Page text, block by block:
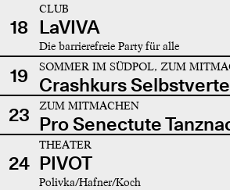
18
CLUB
LaVIVA
Die barrierefreie Party für alle
19 SOMMER IM SÜDPOL, ZUM
Crashkurs
23
ZUM MITMACHEN
Pro Senectute
24
THEATER
PIVOT
Polivka/Hafner/Koch